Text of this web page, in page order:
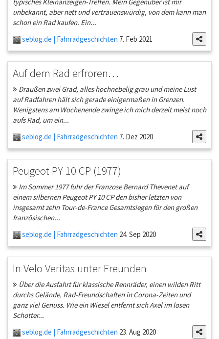
unbekannt, aber nett und vertrauenswürdig, von dem kann man
schon ein Rad kaufen. Ein...
seblog.de | Fahrradgeschichten 7. Feb 2021
Auf dem Rad erfroren…
Draußen zwei Grad, alles hochnebelig grau und meine Lust
auf Radfahren hält sich gerade einigermaßen in Grenzen.
Wenigstens am Wochenende zwinge ich mich derzeit meist noch
aufs Rad, um ein...
seblog.de | Fahrradgeschichten 7. Dez 2020
Peugeot PY 10 CP (1977)
Im Sommer 1977 fuhr der Franzose Bernard Thevenet auf
einem silbernen Peugeot PY 10 CP den bisher letzten von
insgesamt zehn Tour-de-France Gesamtsiegen für den großen
französischen...
seblog.de | Fahrradgeschichten 24. Sep 2020
In Velo Veritas unter Freunden
Über die Ausfahrt für klassische Rennräder, einen wilden Ritt
durchs Gelände, Rad-Freundschaften in Corona-Zeiten und
ganz viel Genuss. Wie ein Wiesel entfernt sich Axel im losen
Schotter...
seblog.de | Fahrradgeschichten 23. Aug 2020